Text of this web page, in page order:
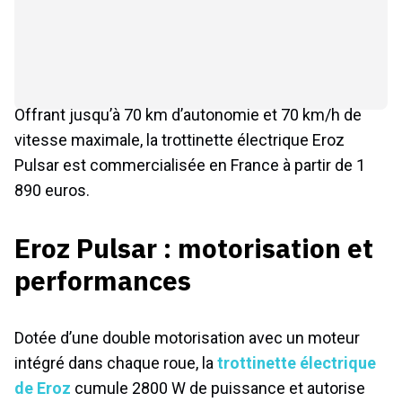
Offrant jusqu’à 70 km d’autonomie et 70 km/h de
vitesse maximale, la trottinette électrique Eroz
Pulsar est commercialisée en France à partir de 1
890 euros.
Eroz Pulsar : motorisation et
performances
Dotée d’une double motorisation avec un moteur
intégré dans chaque roue, la trottinette électrique
de Eroz cumule 2800 W de puissance et autorise